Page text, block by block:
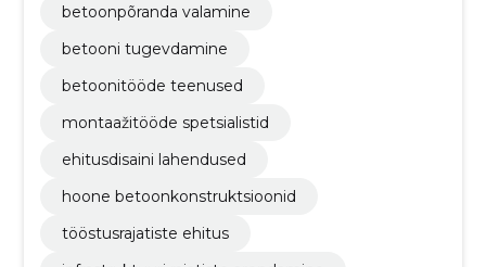
betoonpõranda valamine
betooni tugevdamine
betoonitööde teenused
montaažitööde spetsialistid
ehitusdisaini lahendused
hoone betoonkonstruktsioonid
tööstusrajatiste ehitus